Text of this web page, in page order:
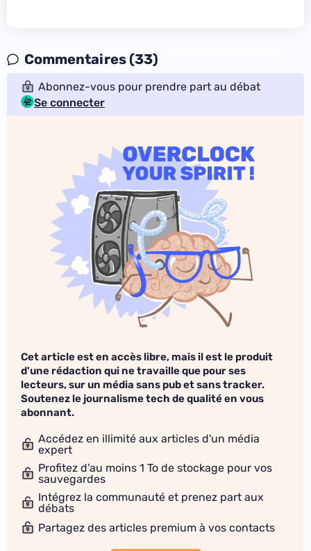
Commentaires (33)
Abonnez-vous pour prendre part au débat
Se connecter
Cet article est en accès libre, mais il est le produit
d'une rédaction qui ne travaille que pour ses
lecteurs, sur un média sans pub et sans tracker.
Soutenez le journalisme tech de qualité en vous
abonnant.
Accédez en illimité aux articles d'un média
expert
Profitez d'au moins 1 To de stockage pour vos
sauvegardes
Intégrez la communauté et prenez part aux
débats
Partagez des articles premium à vos contacts